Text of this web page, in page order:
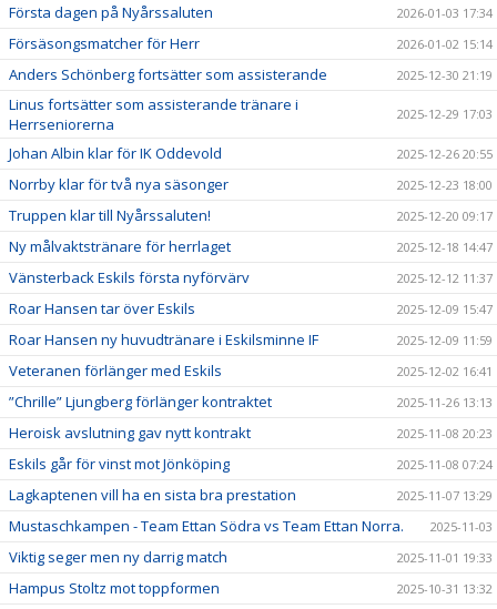
Första dagen på Nyårssaluten 2026-01-03 17:34
Försäsongsmatcher för Herr 2026-01-02 15:14
Anders Schönberg fortsätter som assisterande 2025-12-30 21:19
Linus fortsätter som assisterande tränare i
Herrseniorerna
2025-12-29 17:03
Johan Albin klar för IK Oddevold 2025-12-26 20:55
Norrby klar för två nya säsonger 2025-12-23 18:00
Truppen klar till Nyårssaluten! 2025-12-20 09:17
Ny målvaktstränare för herrlaget 2025-12-18 14:47
Vänsterback Eskils första nyförvärv 2025-12-12 11:37
Roar Hansen tar över Eskils 2025-12-09 15:47
Roar Hansen ny huvudtränare i Eskilsminne IF 2025-12-09 11:59
Veteranen förlänger med Eskils 2025-12-02 16:41
”Chrille” Ljungberg förlänger kontraktet 2025-11-26 13:13
Heroisk avslutning gav nytt kontrakt 2025-11-08 20:23
Eskils går för vinst mot Jönköping 2025-11-08 07:24
Lagkaptenen vill ha en sista bra prestation 2025-11-07 13:29
Mustaschkampen - Team Ettan Södra vs Team Ettan Norra. 2025-11-03
Viktig seger men ny darrig match 2025-11-01 19:33
Hampus Stoltz mot toppformen 2025-10-31 13:32